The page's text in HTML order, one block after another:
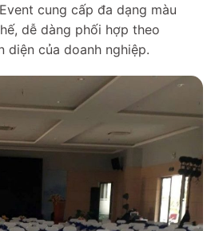
cung cấp đa dạng màu
dễ dàng phối hợp theo
diện của doanh nghiệp.